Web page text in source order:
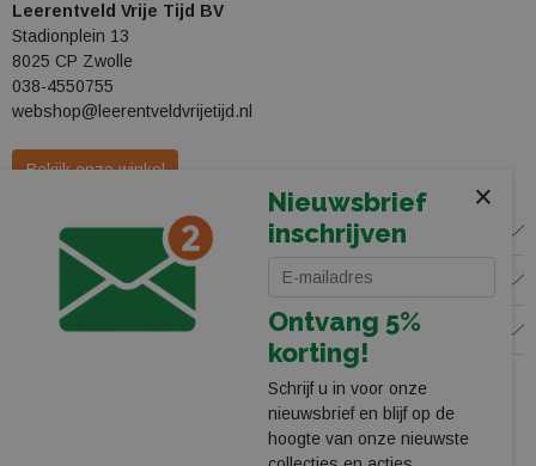
Leerentveld Vrije Tijd BV
Stadionplein 13
8025 CP Zwolle
038-4550755
webshop@leerentveldvrijetijd.nl
Bekijk onze winkel
WINKEL
KLANTENSERVICE
VOLG ONS
×
Nieuwsbrief
inschrijven
Ontvang 5%
korting!
Schrijf u in voor onze
nieuwsbrief en blijf op de
hoogte van onze nieuwste